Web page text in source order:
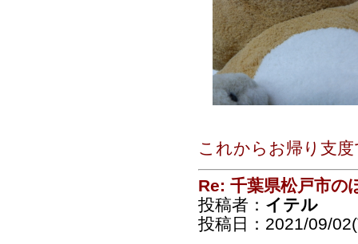
これからお帰り支
Re: 千葉県松戸市の
投稿者： イテル
投稿日：2021/09/